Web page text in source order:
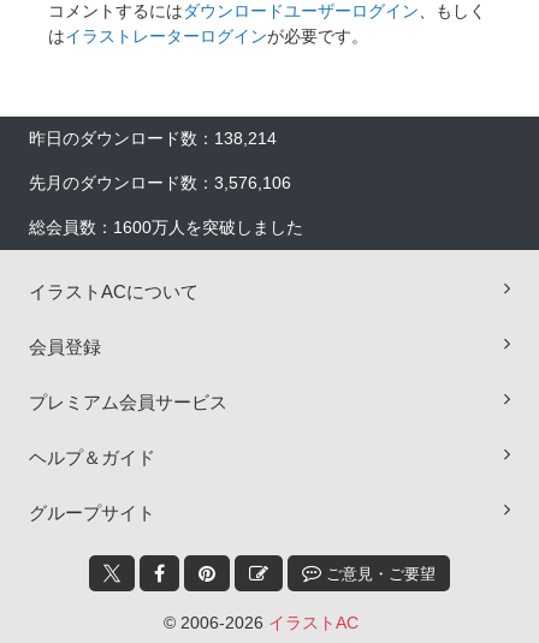
コメントするにはダウンロードユーザーログイン、もしく
はイラストレーターログインが必要です。
昨日のダウンロード数：138,214
先月のダウンロード数：3,576,106
総会員数：1600万人を突破しました
イラストACについて
会員登録
プレミアム会員サービス
ヘルプ＆ガイド
グループサイト
ご意見・ご要望
© 2006-2026 イラストAC